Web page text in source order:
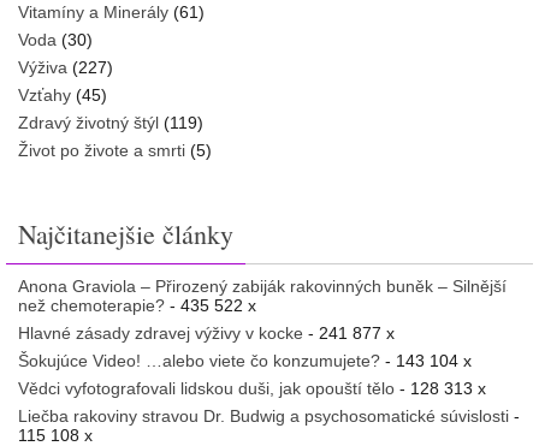
Vitamíny a Minerály (61)
Voda (30)
Výživa (227)
Vzťahy (45)
Zdravý životný štýl (119)
Život po živote a smrti (5)
Najčitanejšie články
Anona Graviola – Přirozený zabiják rakovinných buněk – Silnější
než chemoterapie? - 435 522 x
Hlavné zásady zdravej výživy v kocke - 241 877 x
Šokujúce Video! …alebo viete čo konzumujete? - 143 104 x
Vědci vyfotografovali lidskou duši, jak opouští tělo - 128 313 x
Liečba rakoviny stravou Dr. Budwig a psychosomatické súvislosti -
115 108 x